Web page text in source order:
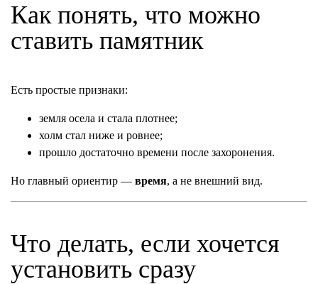
Как понять, что можно
ставить памятник
Есть простые признаки:
земля осела и стала плотнее;
холм стал ниже и ровнее;
прошло достаточно времени после захоронения.
Но главный ориентир — время, а не внешний вид.
Что делать, если хочется
установить сразу